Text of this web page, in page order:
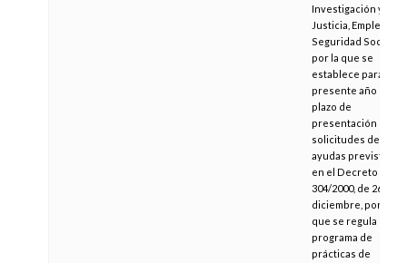
Investigación y de
Justicia, Empleo y
Seguridad Social,
por la que se
establece para el
presente año el
plazo de
presentación de
solicitudes de las
ayudas previstas
en el Decreto
304/2000, de 26 de
diciembre, por el
que se regula el
programa de
prácticas de